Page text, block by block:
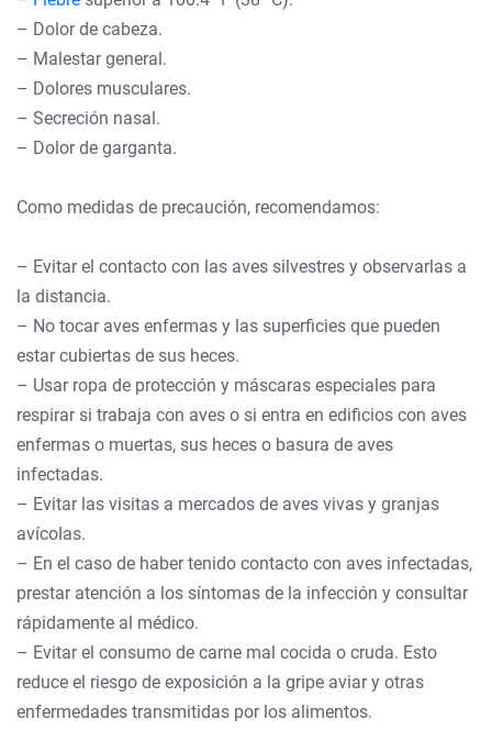
– Dolor de cabeza.
– Malestar general.
– Dolores musculares.
– Secreción nasal.
– Dolor de garganta.
Como medidas de precaución, recomendamos:
– Evitar el contacto con las aves silvestres y observarlas a
la distancia.
– No tocar aves enfermas y las superficies que pueden
estar cubiertas de sus heces.
– Usar ropa de protección y máscaras especiales para
respirar si trabaja con aves o si entra en edificios con aves
enfermas o muertas, sus heces o basura de aves
infectadas.
– Evitar las visitas a mercados de aves vivas y granjas
avícolas.
– En el caso de haber tenido contacto con aves infectadas,
prestar atención a los síntomas de la infección y consultar
rápidamente al médico.
– Evitar el consumo de carne mal cocida o cruda. Esto
reduce el riesgo de exposición a la gripe aviar y otras
enfermedades transmitidas por los alimentos.